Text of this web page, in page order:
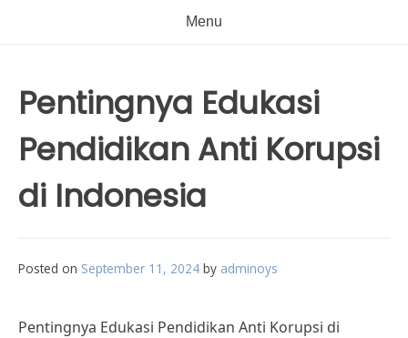
Menu
Pentingnya Edukasi
Pendidikan Anti Korupsi
di Indonesia
Posted on September 11, 2024 by adminoys
Pentingnya Edukasi Pendidikan Anti Korupsi di